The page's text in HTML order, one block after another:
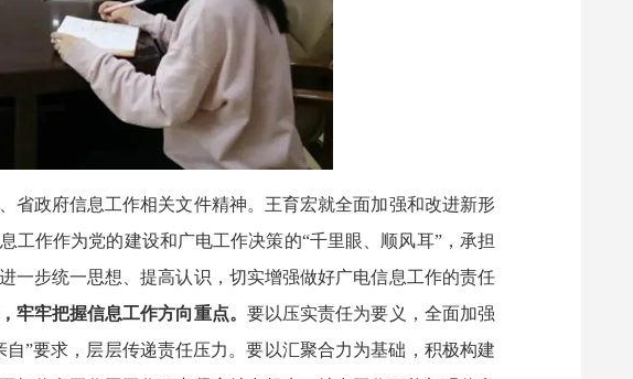
省政府信息工作相关文件精神。王育宏就全面加强和改进新形
工作作为党的建设和广电工作决策的“千里眼、顺风耳”，承担
一步统一思想、提高认识，切实增强做好广电信息工作的责任
牢牢把握信息工作方向重点。 要以压实责任为要义，全面加强
”要求，层层传递责任压力。要以汇聚合力为基础，积极构建